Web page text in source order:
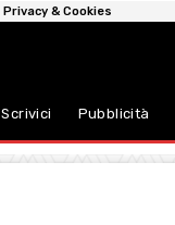
Privacy & Cookies
Scrivici Pubblicità